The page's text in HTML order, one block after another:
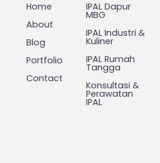
Home
About
Blog
Portfolio
Contact
IPAL Dapur
MBG
IPAL Industri &
Kuliner
IPAL Rumah
Tangga
Konsultasi &
Perawatan
IPAL